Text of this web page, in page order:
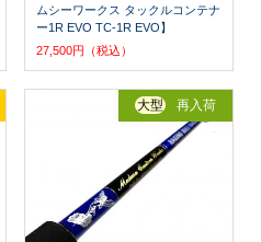
ムシーワークス タックルコンテナ
ー1R EVO TC-1R EVO】
27,500円（税込）
大型 再入荷